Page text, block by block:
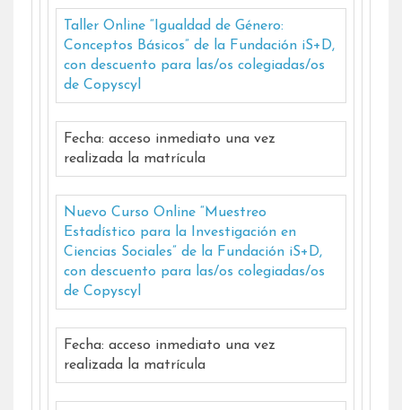
Taller Online “Igualdad de Género:
Conceptos Básicos” de la Fundación iS+D,
con descuento para las/os colegiadas/os
de Copyscyl
Fecha: acceso inmediato una vez
realizada la matrícula
Nuevo Curso Online “Muestreo
Estadístico para la Investigación en
Ciencias Sociales” de la Fundación iS+D,
con descuento para las/os colegiadas/os
de Copyscyl
Fecha: acceso inmediato una vez
realizada la matrícula